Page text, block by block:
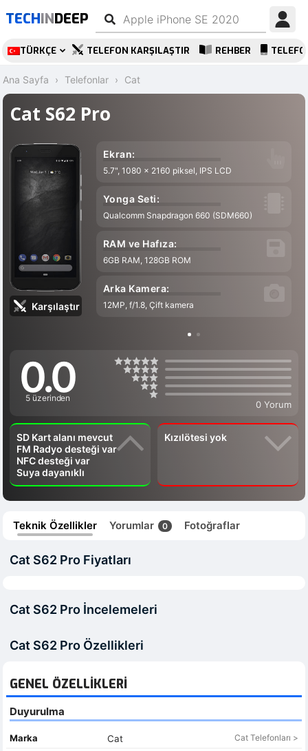
TECHINDEEP
TÜRKÇE TELEFON KARŞILAŞTIR REHBER
Ana Sayfa Telefonlar Cat
Cat S62 Pro
Karşılaştır
Ekran:
5.7", 1080 x 2160 piksel, IPS LCD
Yonga Seti:
Qualcomm Snapdragon 660 (SDM660)
RAM ve Hafıza:
6GB RAM, 128GB ROM
Arka Kamera:
12MP, f/1.8, Çift kamera
0.0
5 üzerinden
0 Yorum
SD Kart alanı mevcut
FM Radyo desteği var
NFC desteği var
Suya dayanıklı
Kızılötesi yok
Teknik Özellikler Yorumlar 0 Fotoğraflar
Cat S62 Pro Fiyatları
Cat S62 Pro İncelemeleri
Cat S62 Pro Özellikleri
GENEL ÖZELLIKLERI
Duyurulma
Marka Cat Cat Telefonları >